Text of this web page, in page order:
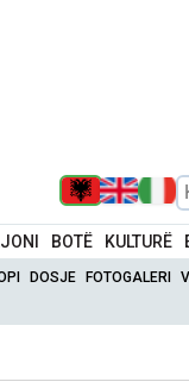
BOTË KULTURË
DOSJE FOTOGALERI